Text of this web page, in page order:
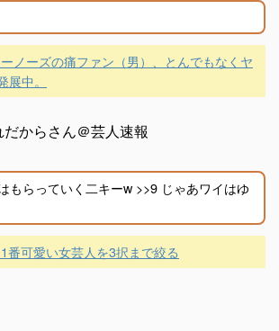
ーノーズの痛ファン（男）、とんでもなくヤ
中。
からさん＠芸人速報
もらっていく二キーw >>9 じゃあワイはゆ
1番可愛い女芸人を3択まで絞る